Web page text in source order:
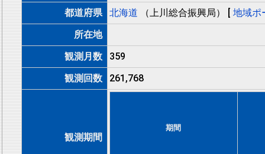
都道府県
北海道 （上川総合振興局） [ 地域ポ
所在地
観測月数
359
観測回数
261,768
観測期間
期間